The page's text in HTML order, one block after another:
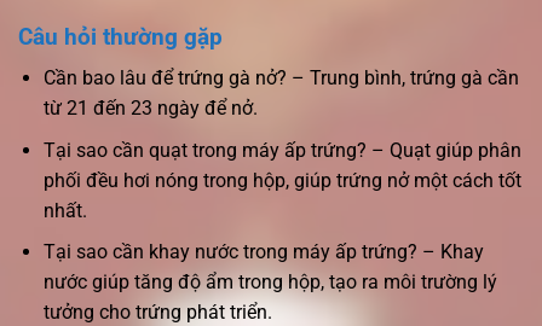
Câu hỏi thường gặp
Cần bao lâu để trứng gà nở? – Trung bình, trứng gà cần
từ 21 đến 23 ngày để nở.
Tại sao cần quạt trong máy ấp trứng? – Quạt giúp phân
phối đều hơi nóng trong hộp, giúp trứng nở một cách tốt
nhất.
Tại sao cần khay nước trong máy ấp trứng? – Khay
nước giúp tăng độ ẩm trong hộp, tạo ra môi trường lý
tưởng cho trứng phát triển.